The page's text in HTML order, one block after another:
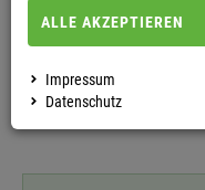
ALLE AKZEPTIEREN
Impressum
Datenschutz